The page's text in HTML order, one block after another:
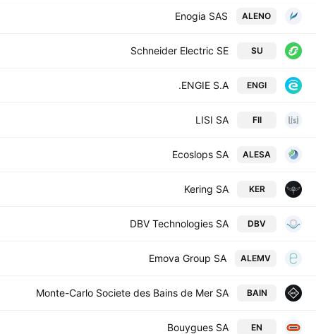
ALENO
Enogia SAS
SU
Schneider Electric SE
ENGI
ENGIE S.A.
FII
LISI SA
ALESA
Ecoslops SA
KER
Kering SA
DBV
DBV Technologies SA
ALEMV
Emova Group SA
BAIN
Monte-Carlo Societe des Bains de Mer SA
EN
Bouygues SA